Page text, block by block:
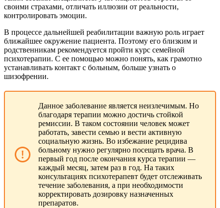
своими страхами, отличать иллюзии от реальности,
контролировать эмоции.
В процессе дальнейшей реабилитации важную роль играет
ближайшее окружение пациента. Поэтому его близким и
родственникам рекомендуется пройти курс семейной
психотерапии. С ее помощью можно понять, как грамотно
устанавливать контакт с больным, больше узнать о
шизофрении.
Данное заболевание является неизлечимым. Но
благодаря терапии можно достичь стойкой
ремиссии. В таком состоянии человек может
работать, завести семью и вести активную
социальную жизнь. Во избежание рецидива
больному нужно регулярно посещать врача. В
первый год после окончания курса терапии —
каждый месяц, затем раз в год. На таких
консультациях психотерапевт будет отслеживать
течение заболевания, а при необходимости
корректировать дозировку назначенных
препаратов.